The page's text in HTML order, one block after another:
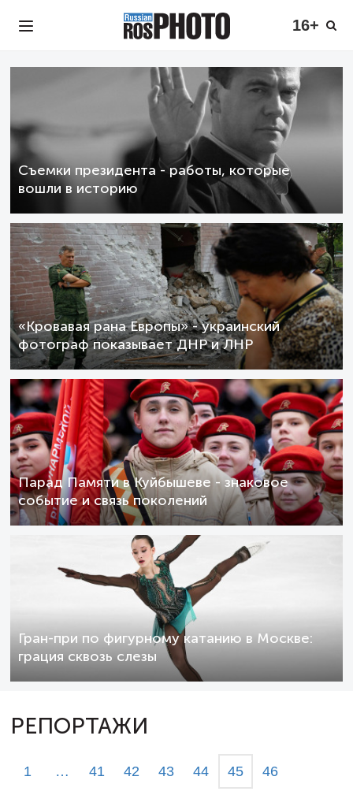
16+
Съемки президента - работы, которые
вошли в историю
«Кровавая рана Европы» - украинский
фотограф показывает ДНР и ЛНР
Парад Памяти в Куйбышеве - знаковое
событие и связь поколений
Гран-при по фигурному катанию в Москве:
грация сквозь слезы
РЕПОРТАЖИ
1 … 41 42 43 44 45 46